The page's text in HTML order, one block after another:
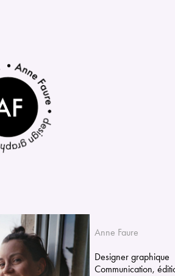
Anne Faure
Designer graphique
Communication,